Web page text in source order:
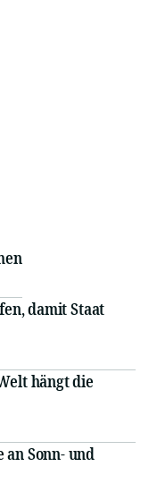
damit Staat
hängt die
Sonn- und